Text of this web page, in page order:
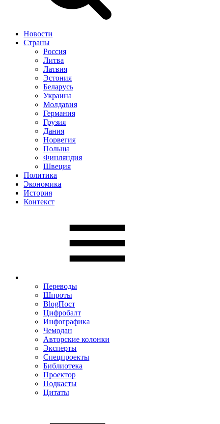
Новости
Страны
Россия
Литва
Латвия
Эстония
Беларусь
Украина
Молдавия
Германия
Грузия
Дания
Норвегия
Польша
Финляндия
Швеция
Политика
Экономика
История
Контекст
Переводы
Шпроты
BlogПост
Цифробалт
Инфографика
Чемодан
Авторские колонки
Эксперты
Спецпроекты
Библиотека
Проектор
Подкасты
Цитаты